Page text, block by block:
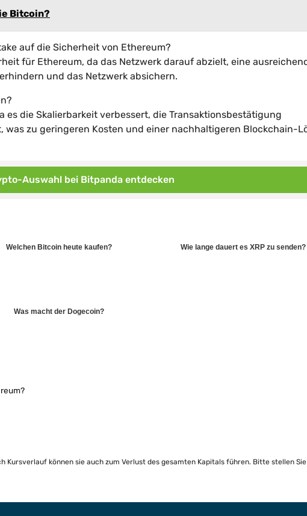
Bitcoin?
auf die Sicherheit von Ethereum?
für Ethereum, da das Netzwerk darauf abzielt, eine
und das Netzwerk absichern.
die Skalierbarkeit verbessert, die Transaktionsbestätigung
zu geringeren Kosten und einer nachhaltigeren Blockchain-
Auswahl bei Bitpanda entdecken
Welchen Bitcoin heute kaufen? Wie lange dauert es XRP zu senden?
Was macht der Dogecoin?
können sie auch zum Verlust des gesamten Kapitals führen. Bitte stellen